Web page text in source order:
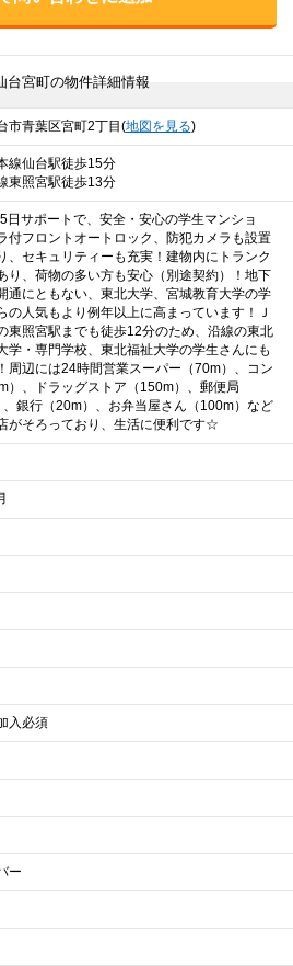
台宮町の物件詳細情報
市青葉区宮町2丁目(地図を見る)
線仙台駅徒歩15分
東照宮駅徒歩13分
日サポートで、安全・安心の学生マンショ
付フロントオートロック、防犯カメラも設置
、セキュリティーも充実！建物内にトランク
り、荷物の多い方も安心（別途契約）！地下
通にともない、東北大学、宮城教育大学の学
の人気もより例年以上に高まっています！Ｊ
東照宮駅までも徒歩12分のため、沿線の東北
学・専門学校、東北福祉大学の学生さんにも
周辺には24時間営業スーパー（70m）、コン
）、ドラッグストア（150m）、郵便局
、銀行（20m）、お弁当屋さん（100m）など
がそろっており、生活に便利です☆
入必須
ー